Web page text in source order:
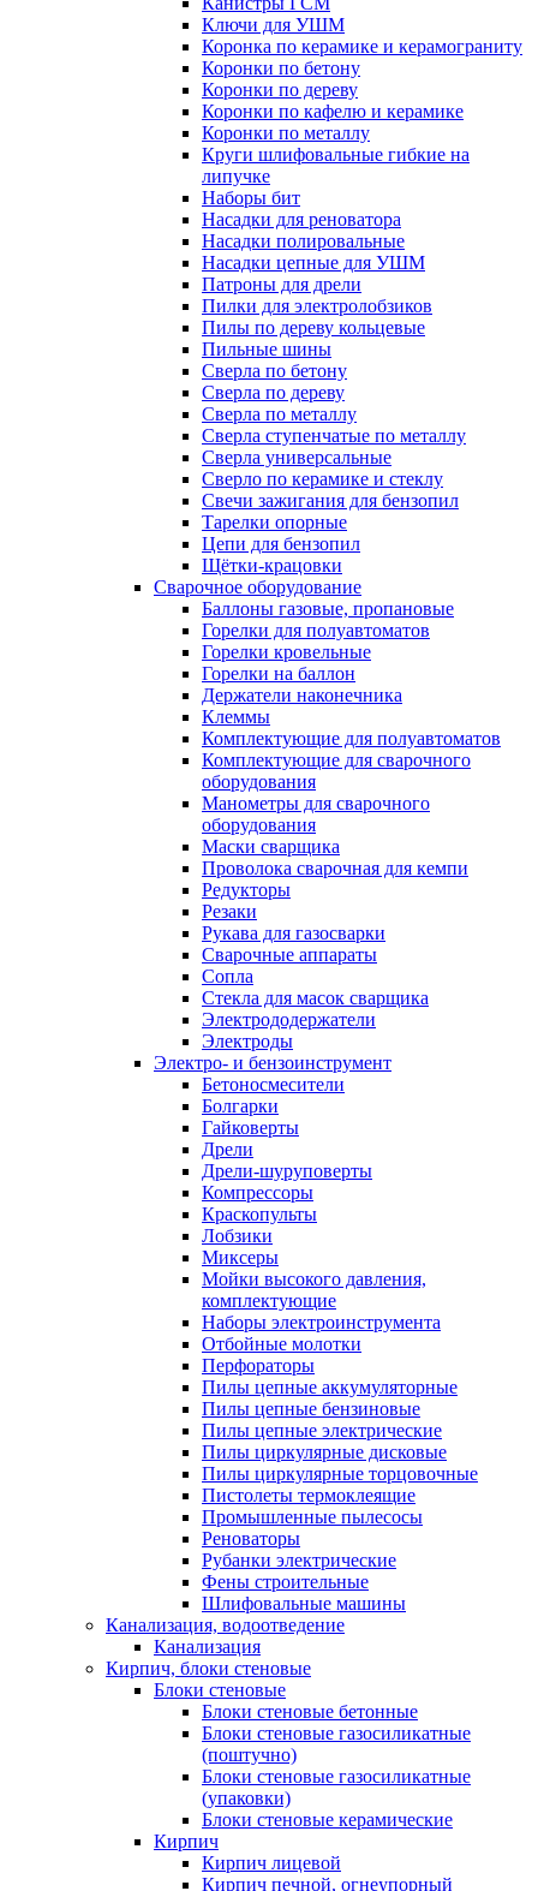
Ключи для УШМ
Коронка по керамике и керамограниту
Коронки по бетону
Коронки по дереву
Коронки по кафелю и керамике
Коронки по металлу
Круги шлифовальные гибкие на
липучке
Наборы бит
Насадки для реноватора
Насадки полировальные
Насадки цепные для УШМ
Патроны для дрели
Пилки для электролобзиков
Пилы по дереву кольцевые
Пильные шины
Сверла по бетону
Сверла по дереву
Сверла по металлу
Сверла ступенчатые по металлу
Сверла универсальные
Сверло по керамике и стеклу
Свечи зажигания для бензопил
Тарелки опорные
Цепи для бензопил
Щётки-крацовки
Сварочное оборудование
Баллоны газовые, пропановые
Горелки для полуавтоматов
Горелки кровельные
Горелки на баллон
Держатели наконечника
Клеммы
Комплектующие для полуавтоматов
Комплектующие для сварочного
оборудования
Манометры для сварочного
оборудования
Маски сварщика
Проволока сварочная для кемпи
Редукторы
Резаки
Рукава для газосварки
Сварочные аппараты
Сопла
Стекла для масок сварщика
Электрододержатели
Электроды
Электро- и бензоинструмент
Бетоносмесители
Болгарки
Гайковерты
Дрели
Дрели-шуруповерты
Компрессоры
Краскопульты
Лобзики
Миксеры
Мойки высокого давления,
комплектующие
Наборы электроинструмента
Отбойные молотки
Перфораторы
Пилы цепные аккумуляторные
Пилы цепные бензиновые
Пилы цепные электрические
Пилы циркулярные дисковые
Пилы циркулярные торцовочные
Пистолеты термоклеящие
Промышленные пылесосы
Реноваторы
Рубанки электрические
Фены строительные
Шлифовальные машины
Канализация, водоотведение
Канализация
Кирпич, блоки стеновые
Блоки стеновые
Блоки стеновые бетонные
Блоки стеновые газосиликатные
(поштучно)
Блоки стеновые газосиликатные
(упаковки)
Блоки стеновые керамические
Кирпич
Кирпич лицевой
Кирпич печной, огнеупорный